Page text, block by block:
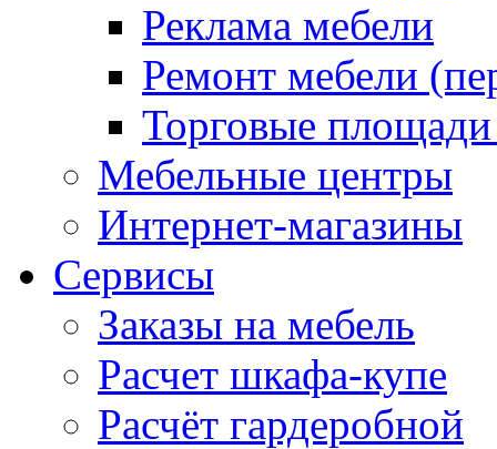
Реклама мебели
Ремонт мебели
Торговые
Мебельные центры
Интернет-магазины
Сервисы
Заказы на мебель
Расчет шкафа-купе
Расчёт гардеробной